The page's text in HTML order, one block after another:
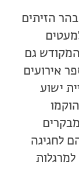
הזיתים
גם
אירועים
ישוע
הוקמו
לחגיגה